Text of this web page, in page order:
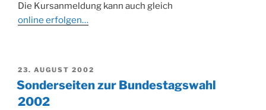
Die Kursanmeldung kann auch gleich
online erfolgen…
VERÖFFENTLICHT
AM
23. AUGUST 2002
Sonderseiten zur Bundestagswahl
2002